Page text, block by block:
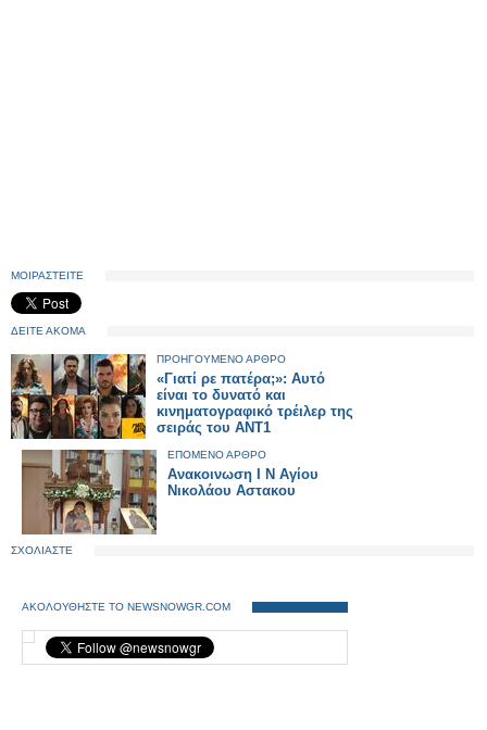
ΜΟΙΡΑΣΤΕΙΤΕ
ΔΕΙΤΕ ΑΚΟΜΑ
ΠΡΟΗΓΟΥΜΕΝΟ ΑΡΘΡΟ
«Γιατί ρε πατέρα;»: Αυτό
είναι το δυνατό και
κινηματογραφικό τρέιλερ της
σειράς του ΑΝΤ1
ΕΠΟΜΕΝΟ ΑΡΘΡΟ
Ανακοινωση Ι Ν Αγίου
Νικολάου Αστακου
ΣΧΟΛΙΑΣΤΕ
ΑΚΟΛΟΥΘΗΣΤΕ ΤΟ NEWSNOWGR.COM